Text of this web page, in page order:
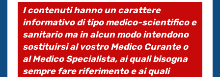
I contenuti hanno un carattere
informativo di tipo medico-scientifico e
sanitario ma in alcun modo intendono
sostituirsi al vostro Medico Curante o
al Medico Specialista, ai quali bisogna
sempre fare riferimento e ai quali